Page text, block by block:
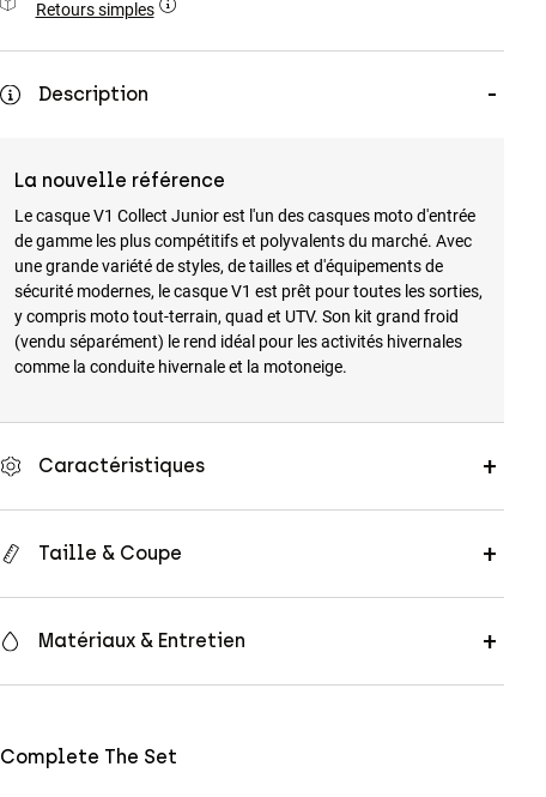
Retours simples
Description
La nouvelle référence
Le casque V1 Collect Junior est l'un des casques moto d'entrée
de gamme les plus compétitifs et polyvalents du marché. Avec
une grande variété de styles, de tailles et d'équipements de
sécurité modernes, le casque V1 est prêt pour toutes les sorties,
y compris moto tout-terrain, quad et UTV. Son kit grand froid
(vendu séparément) le rend idéal pour les activités hivernales
comme la conduite hivernale et la motoneige.
Caractéristiques
Taille & Coupe
Matériaux & Entretien
Complete The Set